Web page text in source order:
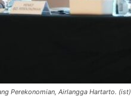
Perekonomian, Airlangga Hartarto. (ist)